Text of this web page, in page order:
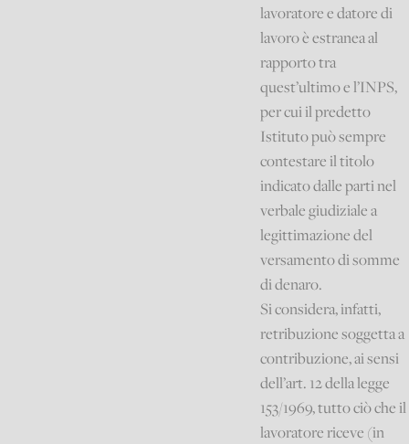
lavoratore e datore di
lavoro è estranea al
rapporto tra
quest’ultimo e l’INPS,
per cui il predetto
Istituto può sempre
contestare il titolo
indicato dalle parti nel
verbale giudiziale a
legittimazione del
versamento di somme
di denaro.
Si considera, infatti,
retribuzione soggetta a
contribuzione, ai sensi
dell’art. 12 della legge
153/1969, tutto ciò che il
lavoratore riceve (in